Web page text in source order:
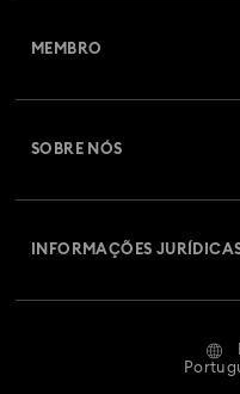
Devoluções e Troca
Estado Da Reparação
MEMBRO
SOBRE NÓS
INFORMAÇÕES
Termos e Condições